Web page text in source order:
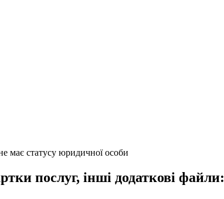
має статусу юридичної особи
послуг, інші додаткові файли: